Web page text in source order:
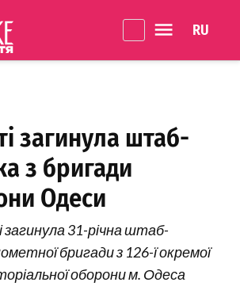
Життя
В
загинула штаб-
з бригади
Одеси
31-річна штаб-
бригади з 126-ї окремої
оборони м. Одеса